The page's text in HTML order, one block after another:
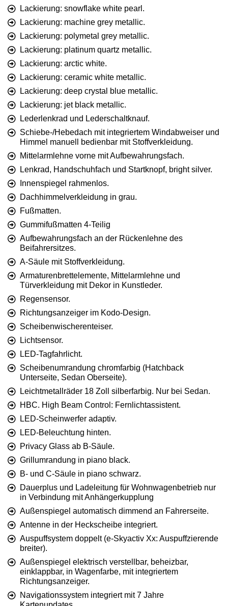
Lackierung: snowflake white pearl.
Lackierung: machine grey metallic.
Lackierung: polymetal grey metallic.
Lackierung: platinum quartz metallic.
Lackierung: arctic white.
Lackierung: ceramic white metallic.
Lackierung: deep crystal blue metallic.
Lackierung: jet black metallic.
Lederlenkrad und Lederschaltknauf.
Schiebe-/Hebedach mit integriertem Windabweiser und
Himmel manuell bedienbar mit Stoffverkleidung.
Mittelarmlehne vorne mit Aufbewahrungsfach.
Lenkrad, Handschuhfach und Startknopf, bright silver.
Innenspiegel rahmenlos.
Dachhimmelverkleidung in grau.
Fußmatten.
Gummifußmatten 4-Teilig
Aufbewahrungsfach an der Rückenlehne des
Beifahrersitzes.
A-Säule mit Stoffverkleidung.
Armaturenbrettelemente, Mittelarmlehne und
Türverkleidung mit Dekor in Kunstleder.
Regensensor.
Richtungsanzeiger im Kodo-Design.
Scheibenwischerenteiser.
Lichtsensor.
LED-Tagfahrlicht.
Scheibenumrandung chromfarbig (Hatchback
Unterseite, Sedan Oberseite).
Leichtmetallräder 18 Zoll silberfarbig. Nur bei Sedan.
HBC. High Beam Control: Fernlichtassistent.
LED-Scheinwerfer adaptiv.
LED-Beleuchtung hinten.
Privacy Glass ab B-Säule.
Grillumrandung in piano black.
B- und C-Säule in piano schwarz.
Dauerplus und Ladeleitung für Wohnwagenbetrieb nur
in Verbindung mit Anhängerkupplung
Außenspiegel automatisch dimmend an Fahrerseite.
Antenne in der Heckscheibe integriert.
Auspuffsystem doppelt (e-Skyactiv Xx: Auspuffzierende
breiter).
Außenspiegel elektrisch verstellbar, beheizbar,
einklappbar, in Wagenfarbe, mit integriertem
Richtungsanzeiger.
Navigationssystem integriert mit 7 Jahre